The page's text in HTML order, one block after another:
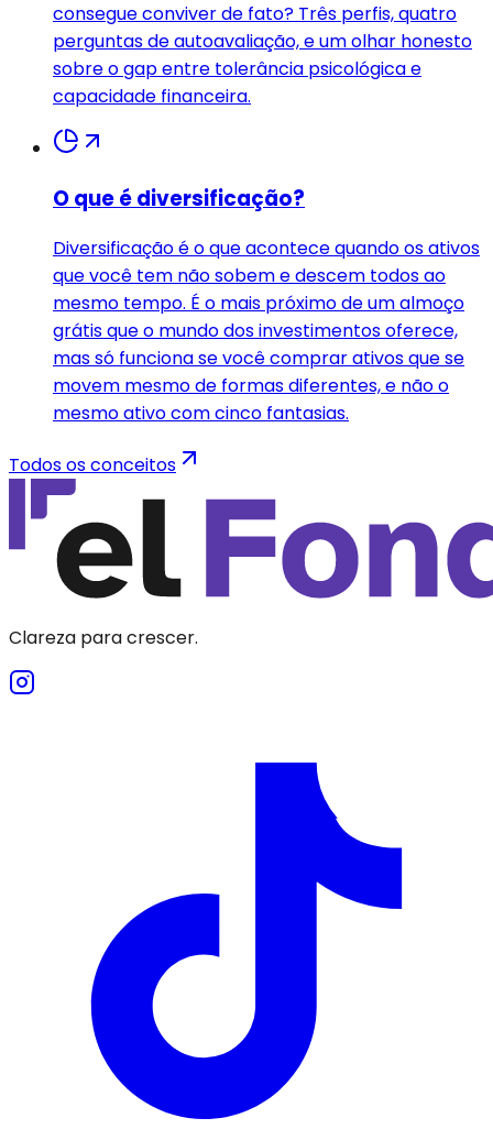
consegue conviver de fato? Três perfis, quatro
perguntas de autoavaliação, e um olhar honesto
sobre o gap entre tolerância psicológica e
capacidade financeira.
O que é diversificação?
Diversificação é o que acontece quando os ativos
que você tem não sobem e descem todos ao
mesmo tempo. É o mais próximo de um almoço
grátis que o mundo dos investimentos oferece,
mas só funciona se você comprar ativos que se
movem mesmo de formas diferentes, e não o
mesmo ativo com cinco fantasias.
Todos os conceitos
Clareza para crescer.